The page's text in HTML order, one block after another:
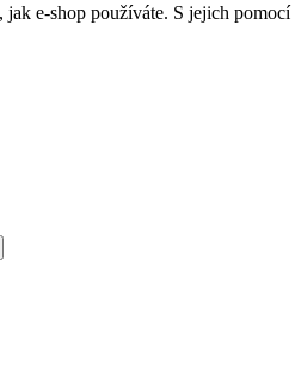
e-shop používáte. S jejich pomocí